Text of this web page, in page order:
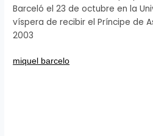
Barceló el 23 de octubre en la
víspera de recibir el Príncipe de
2003
miquel barcelo